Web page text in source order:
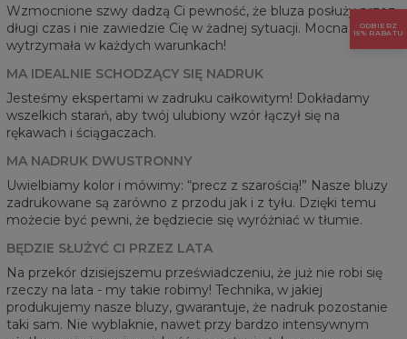
Wzmocnione szwy dadzą Ci pewność, że bluza posłuży przez
długi czas i nie zawiedzie Cię w żadnej sytuacji. Mocna i
wytrzymała w każdych warunkach!
MA IDEALNIE SCHODZĄCY SIĘ NADRUK
Jesteśmy ekspertami w zadruku całkowitym! Dokładamy
wszelkich starań, aby twój ulubiony wzór łączył się na
rękawach i ściągaczach.
MA NADRUK DWUSTRONNY
Uwielbiamy kolor i mówimy: “precz z szarością!” Nasze bluzy
zadrukowane są zarówno z przodu jak i z tyłu. Dzięki temu
możecie być pewni, że będziecie się wyróżniać w tłumie.
BĘDZIE SŁUŻYĆ CI PRZEZ LATA
Na przekór dzisiejszemu przeświadczeniu, że już nie robi się
rzeczy na lata - my takie robimy! Technika, w jakiej
produkujemy nasze bluzy, gwarantuje, że nadruk pozostanie
taki sam. Nie wyblaknie, nawet przy bardzo intensywnym
ODBIERZ
15% RABATU